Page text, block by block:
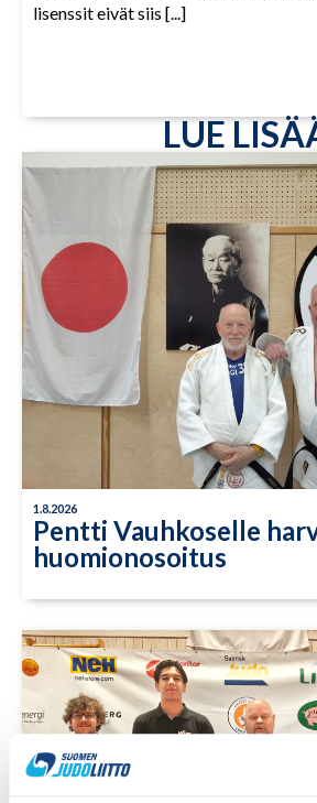
lisenssit eivät siis [...]
LUE
1.8.2026
Pentti Vauhkoselle
huomionosoitus